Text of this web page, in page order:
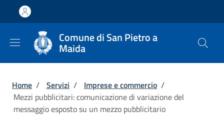
Salta al contenuto principale
Skip to footer content
Comune di San Pietro a
Maida
Briciole di pane
Home / Servizi / Imprese e commercio /
Mezzi pubblicitari: comunicazione di variazione del
messaggio esposto su un mezzo pubblicitario